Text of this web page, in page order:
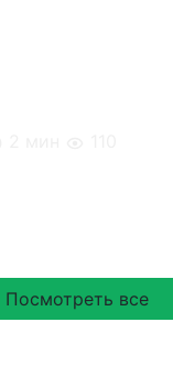
Посмотреть все